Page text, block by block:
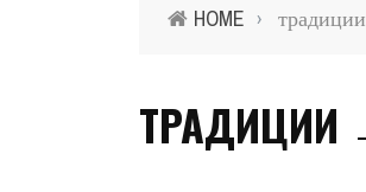
HOME › традиции
ТРАДИЦИИ